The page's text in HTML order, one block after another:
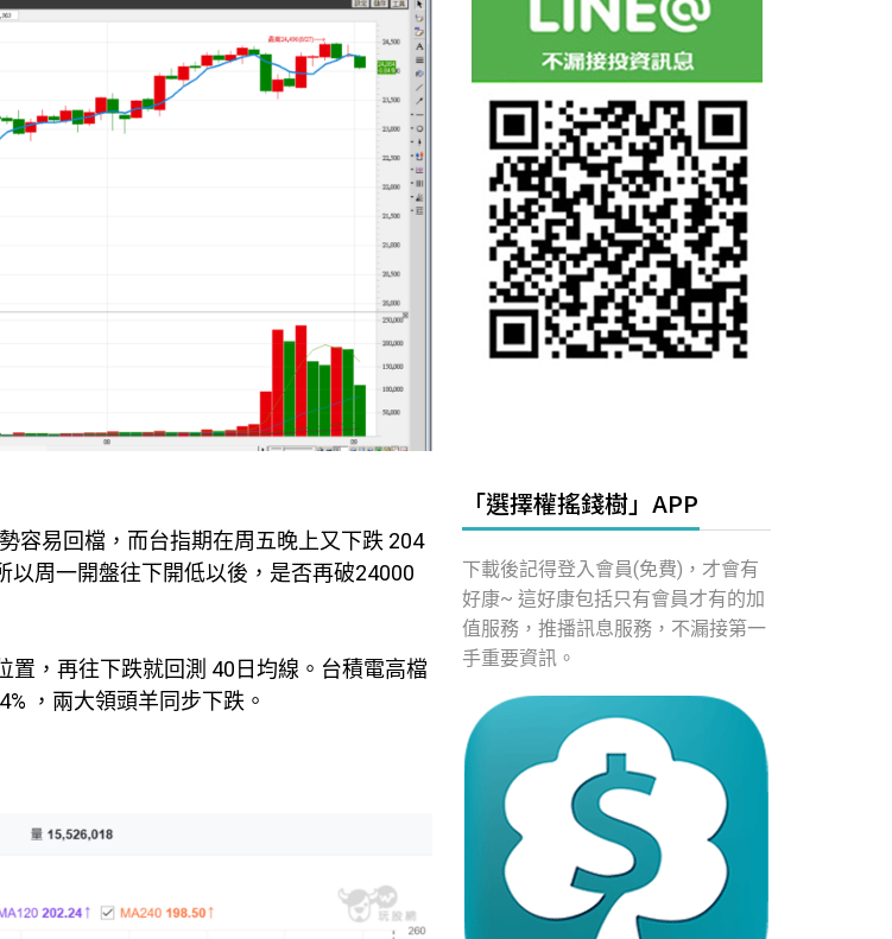
容易回檔，而台指期在周五晚上又下跌 204
以周一開盤往下開低以後，是否再破24000
置，再往下跌就回測 40日均線。台積電高檔
，兩大領頭羊同步下跌。
「選擇權搖錢樹」APP
下載後記得登入會員(免費)，才會有
好康~ 這好康包括只有會員才有的加
值服務，推播訊息服務，不漏接第一
手重要資訊。